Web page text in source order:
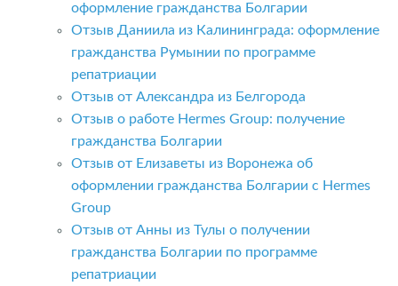
оформление гражданства Болгарии
Отзыв Даниила из Калининграда: оформление
гражданства Румынии по программе
репатриации
Отзыв от Александра из Белгорода
Отзыв о работе Hermes Group: получение
гражданства Болгарии
Отзыв от Елизаветы из Воронежа об
оформлении гражданства Болгарии с Hermes
Group
Отзыв от Анны из Тулы о получении
гражданства Болгарии по программе
репатриации